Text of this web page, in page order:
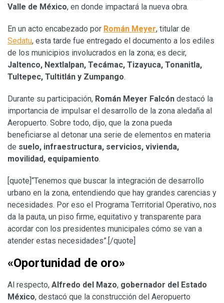
Valle de México, en donde impactará la nueva obra.
En un acto encabezado por Román Meyer, titular de
Sedatu, esta tarde fue entregado el documento a los ediles
de los municipios involucrados en la zona; es decir,
Jaltenco, Nextlalpan, Tecámac, Tizayuca, Tonanitla,
Tultepec, Tultitlán y Zumpango.
Durante su participación, Román Meyer Falcón destacó la
importancia de impulsar el desarrollo de la zona aledaña al
Aeropuerto. Sobre todo, dijo, que la zona pueda
beneficiarse al detonar una serie de elementos en materia
de suelo, infraestructura, servicios, vivienda,
movilidad, equipamiento.
[quote]“Tenemos que buscar la integración de desarrollo
urbano en la zona, entendiendo que hay grandes carencias y
necesidades. Por eso el Programa Territorial Operativo, nos
da la pauta, un piso firme, equitativo y transparente para
acordar con los presidentes municipales cómo se van a
atender estas necesidades”.[/quote]
«Oportunidad de oro»
Al respecto, Alfredo del Mazo, gobernador del Estado
México, destacó que la construcción del Aeropuerto